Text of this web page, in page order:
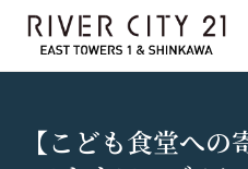
【こども食堂へ